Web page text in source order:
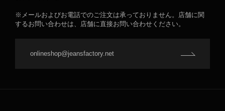
※メールおよびお電話でのご注文は承っておりません。店舗に関
するお問い合わせは、店舗に直接お問い合わせください。
onlineshop@jeansfactory.net